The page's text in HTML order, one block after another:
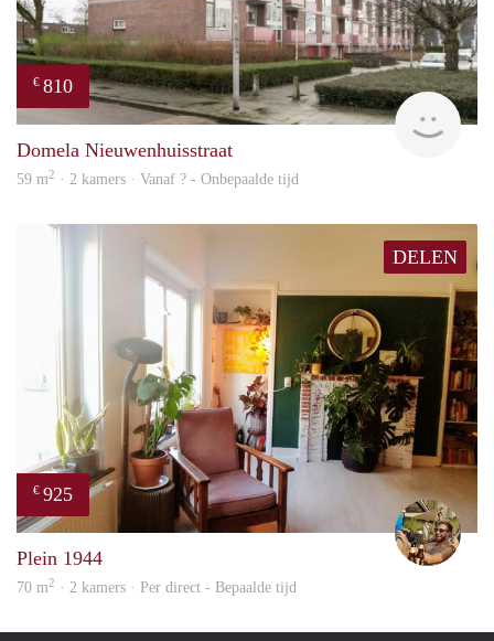
€ 810
Domela Nieuwenhuisstraat
59 m2 · 2 kamers · Vanaf ? - Onbepaalde tijd
DELEN
€ 925
Plein 1944
70 m2 · 2 kamers · Per direct - Bepaalde tijd